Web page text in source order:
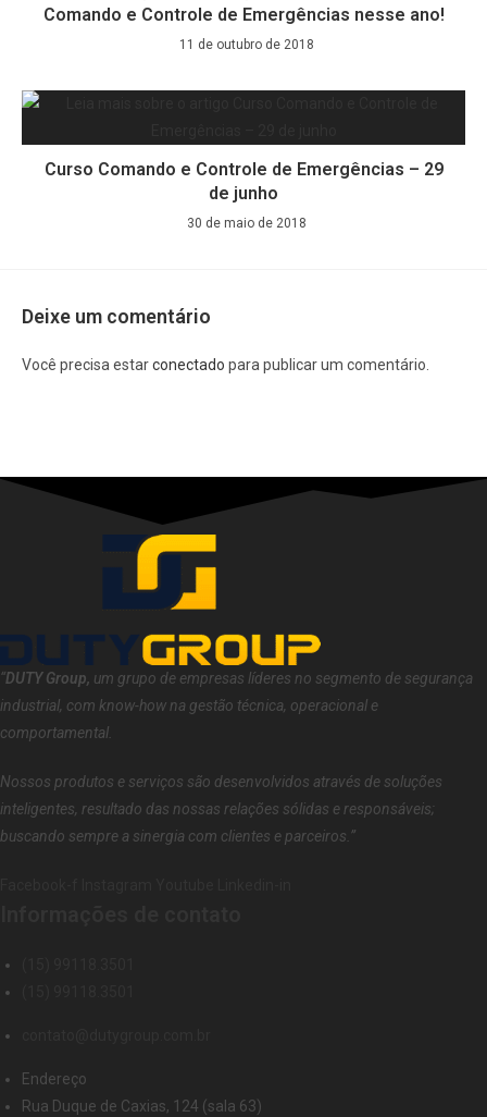
Comando e Controle de Emergências nesse ano!
11 de outubro de 2018
Curso Comando e Controle de Emergências – 29
de junho
30 de maio de 2018
Deixe um comentário
Você precisa estarconectado para publicar um comentário.
“DUTY Group, um grupo de empresas líderes no segmento de segurança
industrial, com know-how na gestão técnica, operacional e
comportamental.
Nossos produtos e serviços são desenvolvidos através de soluções
inteligentes, resultado das nossas relações sólidas e responsáveis;
buscando sempre a sinergia com clientes e parceiros.”
Endereço
Rua Duque de Caxias, 124 (sala 63)